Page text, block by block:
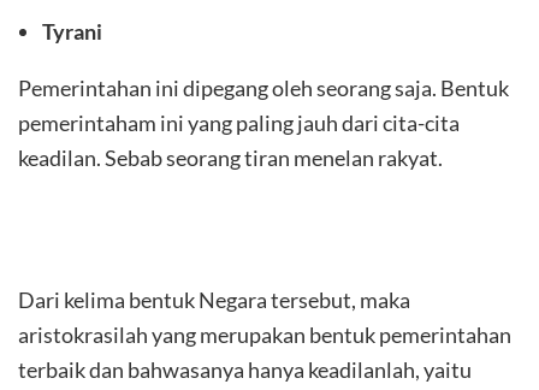
Tyrani
Pemerintahan ini dipegang oleh seorang saja. Bentuk
pemerintaham ini yang paling jauh dari cita-cita
keadilan. Sebab seorang tiran menelan rakyat.
Dari kelima bentuk Negara tersebut, maka
aristokrasilah yang merupakan bentuk pemerintahan
terbaik dan bahwasanya hanya keadilanlah, yaitu